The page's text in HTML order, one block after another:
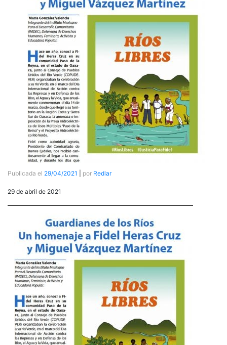
Publicada el 29/04/2021 por Redlar
29 de abril de 2021